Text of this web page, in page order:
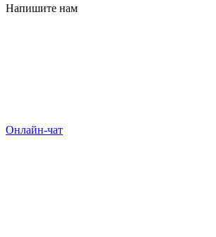
Напишите нам
Онлайн-чат